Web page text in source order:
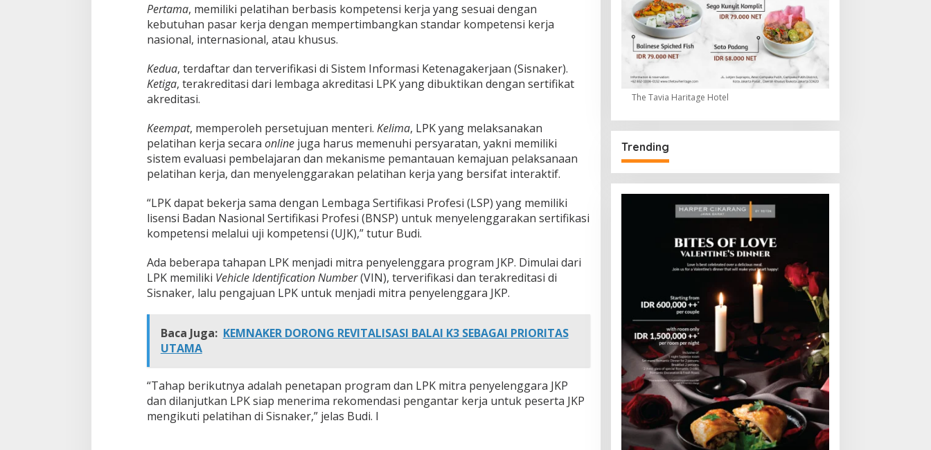
Pertama, memiliki pelatihan berbasis kompetensi kerja yang sesuai dengan
kebutuhan pasar kerja dengan mempertimbangkan standar kompetensi kerja
nasional, internasional, atau khusus.
Kedua, terdaftar dan terverifikasi di Sistem Informasi Ketenagakerjaan (Sisnaker).
Ketiga, terakreditasi dari lembaga akreditasi LPK yang dibuktikan dengan sertifikat
akreditasi.
Keempat, memperoleh persetujuan menteri. Kelima, LPK yang melaksanakan
pelatihan kerja secara onlinejuga harus memenuhi persyaratan, yakni memiliki
sistem evaluasi pembelajaran dan mekanisme pemantauan kemajuan pelaksanaan
pelatihan kerja, dan menyelenggarakan pelatihan kerja yang bersifat interaktif.
“LPK dapat bekerja sama dengan Lembaga Sertifikasi Profesi (LSP) yang memiliki
lisensi Badan Nasional Sertifikasi Profesi (BNSP) untuk menyelenggarakan sertifikasi
kompetensi melalui uji kompetensi (UJK),” tutur Budi.
Ada beberapa tahapan LPK menjadi mitra penyelenggara program JKP. Dimulai dari
LPK memiliki Vehicle Identification Number(VIN), terverifikasi dan terakreditasi di
Sisnaker, lalu pengajuan LPK untuk menjadi mitra penyelenggara JKP.
Baca Juga: KEMNAKER DORONG REVITALISASI BALAI K3 SEBAGAI PRIORITAS
UTAMA
“Tahap berikutnya adalah penetapan program dan LPK mitra penyelenggara JKP
dan dilanjutkan LPK siap menerima rekomendasi pengantar kerja untuk peserta JKP
mengikuti pelatihan di Sisnaker,” jelas Budi. I
The Tavia Haritage Hotel
Trending